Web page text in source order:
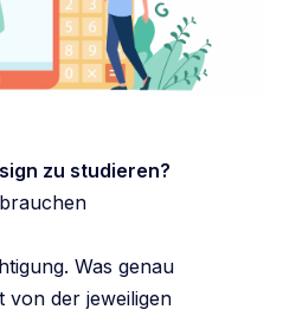
zu studieren?
Was genau
von der jeweiligen